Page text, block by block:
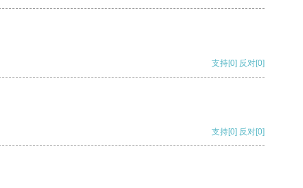
支持[0] 反对[0]
支持[0] 反对[0]